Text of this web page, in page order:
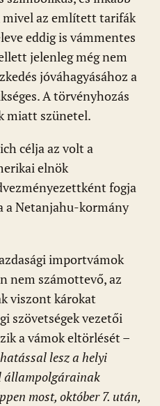
az említett tarifák
eddig is vámmentes
jelenleg még nem
jóváhagyásához a
A törvényhozás
miatt szünetel.
célja az volt a
elnök
fogja
a Netanjahu-kormány
importvámok
nem számottevő, az
viszont károkat
szövetségek vezetői
a vámok eltörlését –
lesz a helyi
állampolgárainak
most, október 7. után,